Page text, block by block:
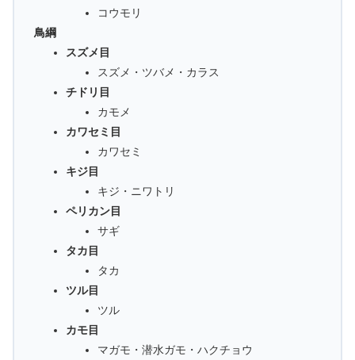
コウモリ
鳥綱
スズメ目
スズメ・ツバメ・カラス
チドリ目
カモメ
カワセミ目
カワセミ
キジ目
キジ・ニワトリ
ペリカン目
サギ
タカ目
タカ
ツル目
ツル
カモ目
マガモ・潜水ガモ・ハクチョウ